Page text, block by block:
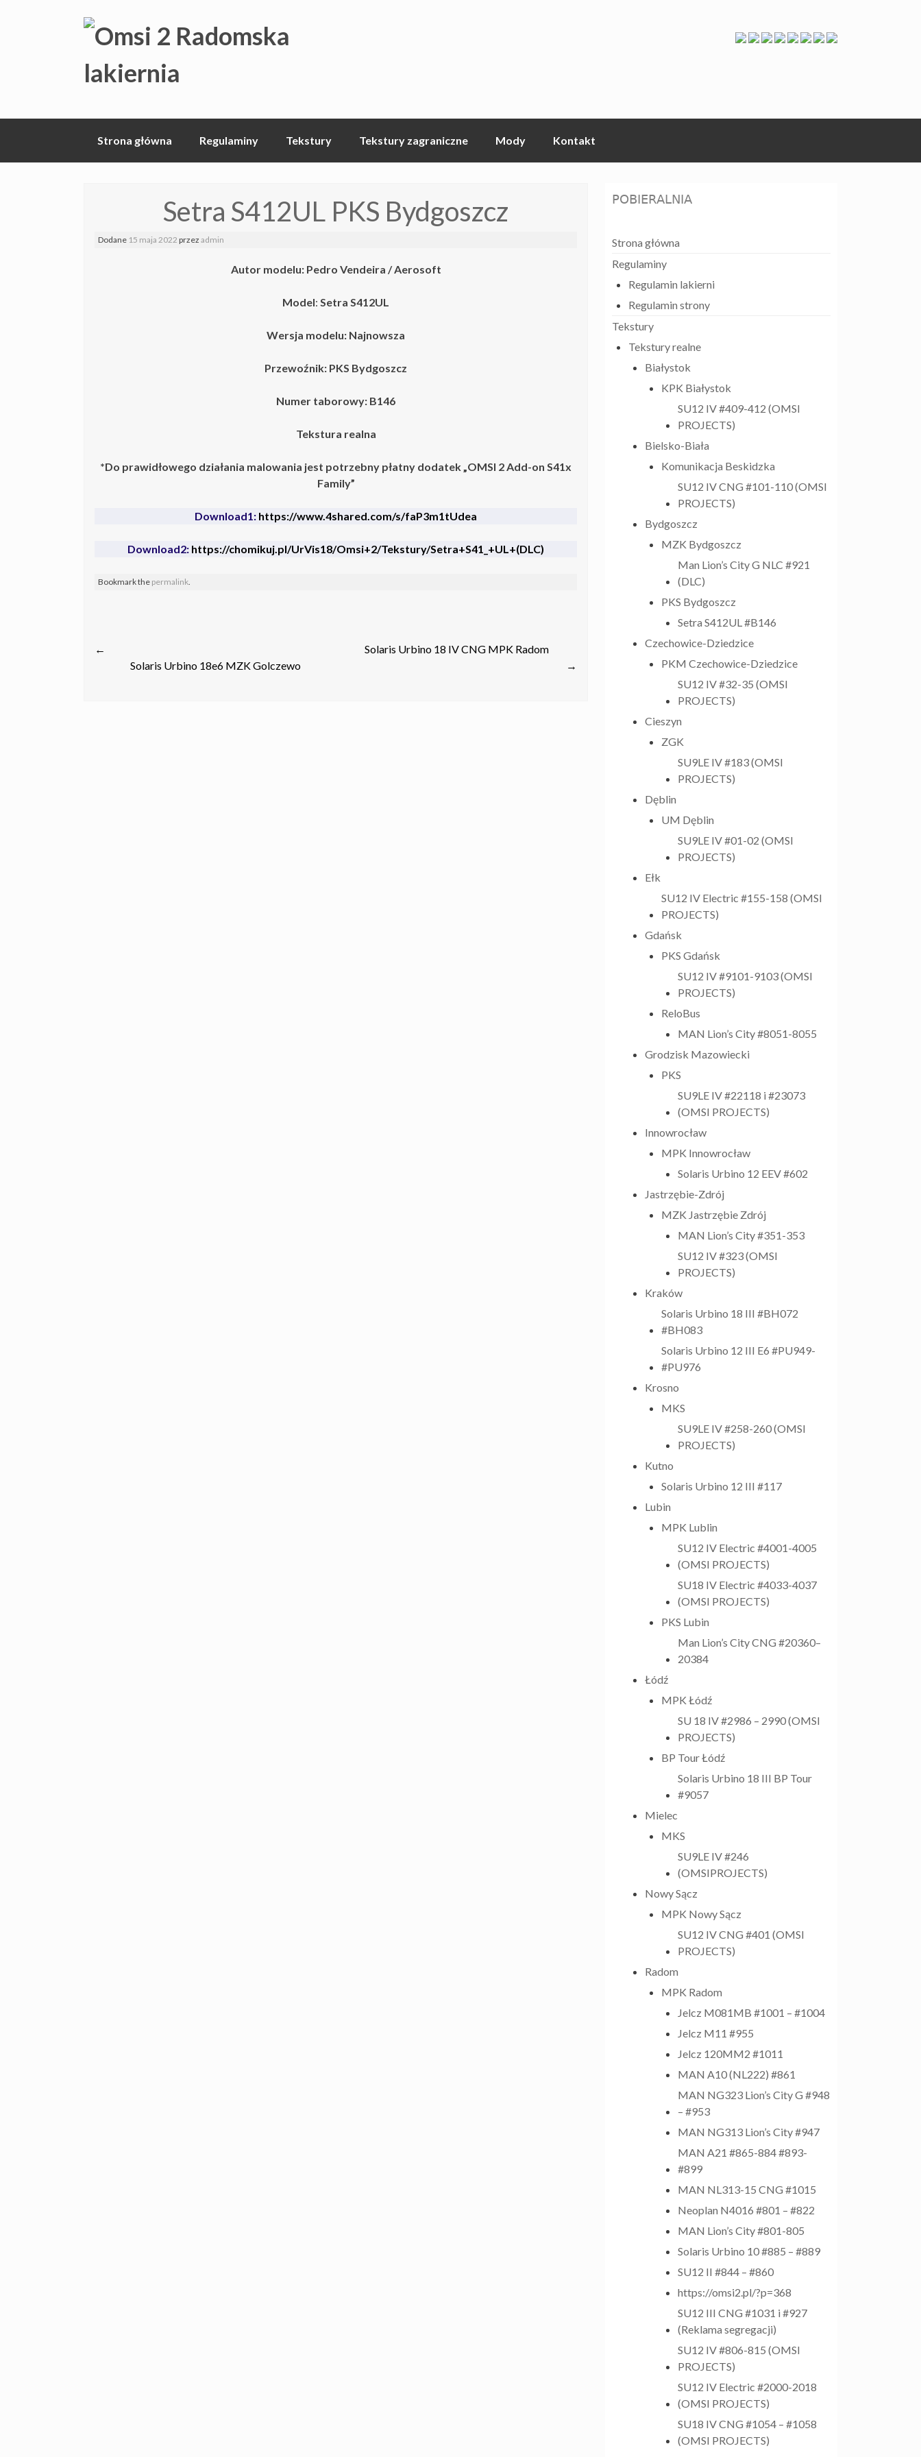
Skip
Strona główna Regulaminy Tekstury Tekstury zagraniczne Mody Kontakt
Setra S412UL PKS Bydgoszcz
Dodane 15 maja 2022 przez admin
Autor modelu: Pedro Vendeira / Aerosoft
Model: Setra S412UL
Wersja modelu: Najnowsza
Przewoźnik: PKS Bydgoszcz
Numer taborowy: B146
Tekstura realna
*Do prawidłowego działania malowania jest potrzebny płatny dodatek „OMSI 2 Add-on S41x
Family”
Download1: https://www.4shared.com/s/faP3m1tUdea
Download2: https://chomikuj.pl/UrVis18/Omsi+2/Tekstury/Setra+S41_+UL+(DLC)
Bookmark the permalink.
Post
navigation
←
Solaris Urbino 18e6 MZK Golczewo
Solaris Urbino 18 IV CNG MPK Radom
→
POBIERALNIA
Strona główna
Regulaminy
Regulamin lakierni
Regulamin strony
Tekstury
Tekstury realne
Białystok
KPK Białystok
SU12 IV #409-412 (OMSI
PROJECTS)
Bielsko-Biała
Komunikacja Beskidzka
SU12 IV CNG #101-110 (OMSI
PROJECTS)
Bydgoszcz
MZK Bydgoszcz
Man Lion’s City G NLC #921
(DLC)
PKS Bydgoszcz
Setra S412UL #B146
Czechowice-Dziedzice
PKM Czechowice-Dziedzice
SU12 IV #32-35 (OMSI
PROJECTS)
Cieszyn
ZGK
SU9LE IV #183 (OMSI
PROJECTS)
Dęblin
UM Dęblin
SU9LE IV #01-02 (OMSI
PROJECTS)
Ełk
SU12 IV Electric #155-158 (OMSI
PROJECTS)
Gdańsk
PKS Gdańsk
SU12 IV #9101-9103 (OMSI
PROJECTS)
ReloBus
MAN Lion’s City #8051-8055
Grodzisk Mazowiecki
PKS
SU9LE IV #22118 i #23073
(OMSI PROJECTS)
Innowrocław
MPK Innowrocław
Solaris Urbino 12 EEV #602
Jastrzębie-Zdrój
MZK Jastrzębie Zdrój
MAN Lion’s City #351-353
SU12 IV #323 (OMSI
PROJECTS)
Kraków
Solaris Urbino 18 III #BH072
#BH083
Solaris Urbino 12 III E6 #PU949-
#PU976
Krosno
MKS
SU9LE IV #258-260 (OMSI
PROJECTS)
Kutno
Solaris Urbino 12 III #117
Lubin
MPK Lublin
SU12 IV Electric #4001-4005
(OMSI PROJECTS)
SU18 IV Electric #4033-4037
(OMSI PROJECTS)
PKS Lubin
Man Lion’s City CNG #20360–
20384
Łódź
MPK Łódź
SU 18 IV #2986 – 2990 (OMSI
PROJECTS)
BP Tour Łódź
Solaris Urbino 18 III BP Tour
#9057
Mielec
MKS
SU9LE IV #246
(OMSIPROJECTS)
Nowy Sącz
MPK Nowy Sącz
SU12 IV CNG #401 (OMSI
PROJECTS)
Radom
MPK Radom
Jelcz M081MB #1001 – #1004
Jelcz M11 #955
Jelcz 120MM2 #1011
MAN A10 (NL222) #861
MAN NG323 Lion’s City G #948
– #953
MAN NG313 Lion’s City #947
MAN A21 #865-884 #893-
#899
MAN NL313-15 CNG #1015
Neoplan N4016 #801 – #822
MAN Lion’s City #801-805
Solaris Urbino 10 #885 – #889
SU12 II #844 – #860
https://omsi2.pl/?p=368
SU12 III CNG #1031 i #927
(Reklama segregacji)
SU12 IV #806-815 (OMSI
PROJECTS)
SU12 IV Electric #2000-2018
(OMSI PROJECTS)
SU18 IV CNG #1054 – #1058
(OMSI PROJECTS)